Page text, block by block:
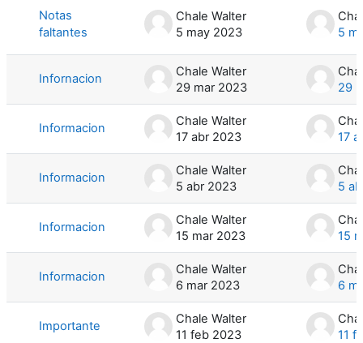
Notas
faltantes
Chale Walter
5 may 2023
5
Infornacion
Chale Walter
29 mar 2023
29
Informacion
Chale Walter
17 abr 2023
17
Informacion
Chale Walter
5 abr 2023
5
Informacion
Chale Walter
15 mar 2023
15
Informacion
Chale Walter
6 mar 2023
6
Importante
Chale Walter
11 feb 2023
11